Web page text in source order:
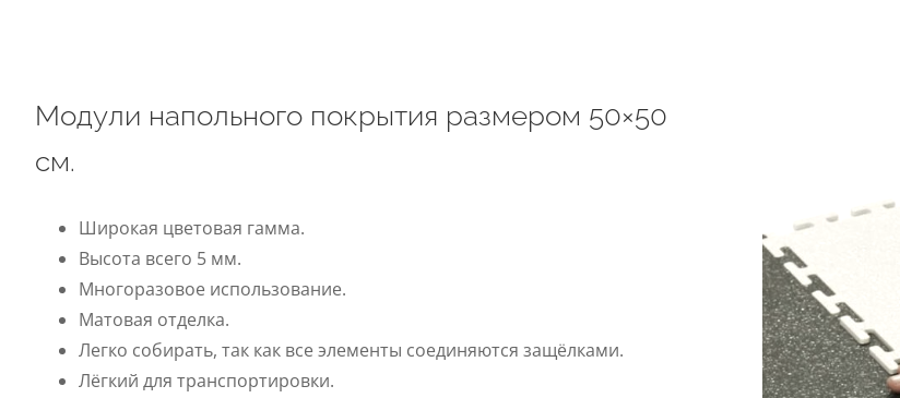
Модули напольного покрытия размером 50×50
см.
Широкая цветовая гамма.
Высота всего 5 мм.
Многоразовое использование.
Матовая отделка.
Легко собирать, так как все элементы соединяются защёлками.
Лёгкий для транспортировки.